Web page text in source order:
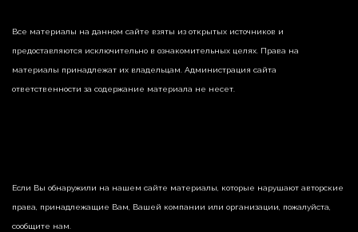
Все материалы на данном сайте взяты из открытых источников и
предоставляются исключительно в ознакомительных целях. Права на
материалы принадлежат их владельцам. Администрация сайта
ответственности за содержание материала не несет.
Если Вы обнаружили на нашем сайте материалы, которые нарушают авторские
права, принадлежащие Вам, Вашей компании или организации, пожалуйста,
сообщите нам.